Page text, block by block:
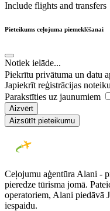
Include flights and transfers
Pieteikums ceļojuma piemeklēšanai
Notiek ielāde...
Piekrītu privātuma un datu
Japiekrīt reģistrācijas
Parakstīties uz jaunumiem
Aizvērt
Aizsūtīt pieteikumu
Ceļojumu aģentūra Alani -
pieredze tūrisma jomā.
operatoriem, Alani piedāvā
iespaidu.